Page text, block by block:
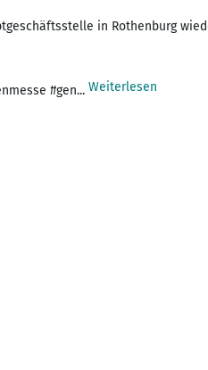
in Rothenburg
#gen... Weiterlesen